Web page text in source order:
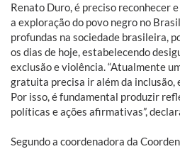
Renato Duro, é preciso reconhecer
a exploração do povo negro no
profundas na sociedade brasileira,
os dias de hoje, estabelecendo
exclusão e violência. “Atualmente
gratuita precisa ir além da
Por isso, é fundamental produzir
políticas e ações afirmativas”,
Segundo a coordenadora da